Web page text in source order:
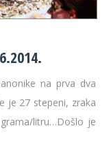
na prva dva
je 27 stepeni, zraka
litru…Došlo je